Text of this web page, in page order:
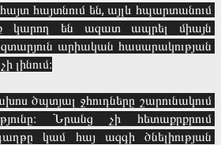
հայտնում են, այլև հպարտանում
կարող են ազատ ապրել միայն
արիական հասարակության
լինում։
ծպտյալ ջհուդները շարունակում
Նրանց չի հետաքրքրում
կամ հայ ազգի ծնելիության